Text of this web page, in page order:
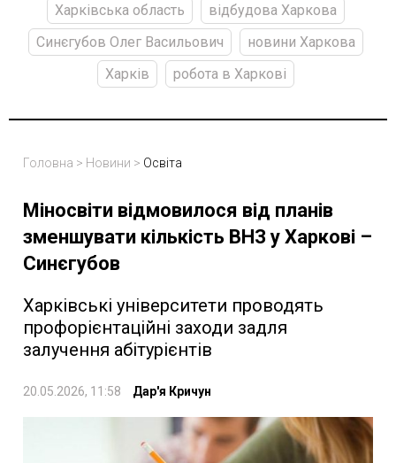
Харківська область
відбудова Харкова
Синєгубов Олег Васильович
новини Харкова
Харків
робота в Харкові
Головна > Новини > Освіта
Міносвіти відмовилося від планів
зменшувати кількість ВНЗ у Харкові –
Синєгубов
Харківські університети проводять
профорієнтаційні заходи задля
залучення абітурієнтів
20.05.2026, 11:58 Дар'я Кричун